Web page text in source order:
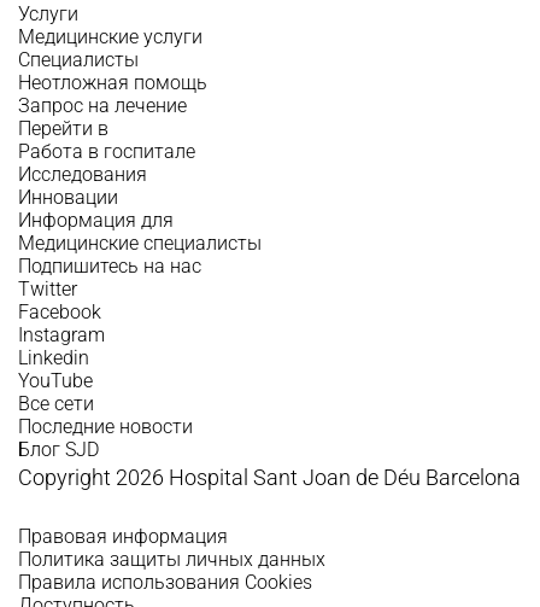
Услуги
Медицинские услуги
Специалисты
Неотложная помощь
Запрос на лечение
Перейти в
Работа в госпитале
Исследования
Инновации
Информация для
Медицинские специалисты
Подпишитесь на нас
Twitter
Facebook
Instagram
Linkedin
YouTube
Все сети
Последние новости
Блог SJD
Copyright 2026 Hospital Sant Joan de Déu Barcelona
Правовая информация
Политика защиты личных данных
Правила использования Cookies